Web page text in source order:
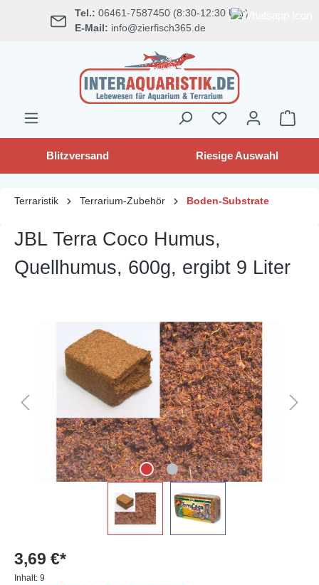
springen Tel.: 06461-7587450 (8:30-12:30 Uhr)
E-Mail: info@zierfisch365.de
Blitzversand Riesige Auswahl
Terraristik Terrarium-Zubehör Boden-Substrate
JBL Terra Coco Humus,
Quellhumus, 600g, ergibt 9 Liter
Bildergalerie überspringen
3,69 €*
Inhalt: 9